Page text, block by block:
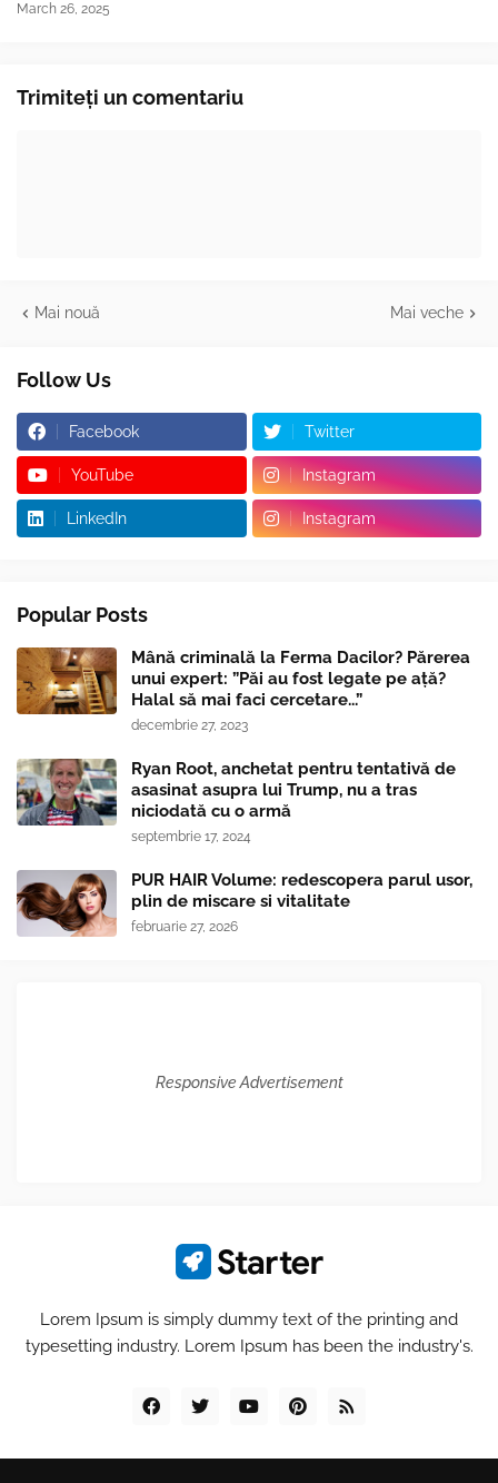
March 26, 2025
Trimiteți un comentariu
Mai nouă Mai veche
Follow Us
Facebook Twitter
YouTube Instagram
LinkedIn Instagram
Popular Posts
Mână criminală la Ferma Dacilor? Părerea
unui expert: ”Păi au fost legate pe ață?
Halal să mai faci cercetare...”
decembrie 27, 2023
Ryan Root, anchetat pentru tentativă de
asasinat asupra lui Trump, nu a tras
niciodată cu o armă
septembrie 17, 2024
PUR HAIR Volume: redescopera parul usor,
plin de miscare si vitalitate
februarie 27, 2026
Responsive Advertisement
Lorem Ipsum is simply dummy text of the printing and
typesetting industry. Lorem Ipsum has been the industry's.